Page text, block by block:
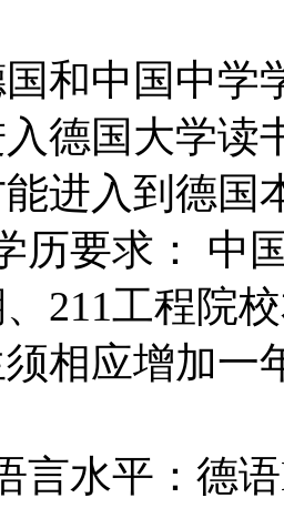
中国中学
德国大学读
进入到德国
要求： 中国
211工程院
相应增加一
水平：德语